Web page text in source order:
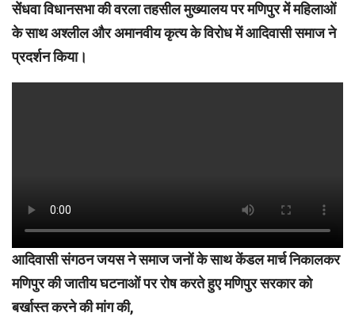
सेंधवा विधानसभा की वरला तहसील मुख्यालय पर मणिपुर में महिलाओं
के साथ अश्लील और अमानवीय कृत्य के विरोध में आदिवासी समाज ने
प्रदर्शन किया।
आदिवासी संगठन जयस ने समाज जनों के साथ केंडल मार्च निकालकर
मणिपुर की जातीय घटनाओं पर रोष करते हुए मणिपुर सरकार को
बर्खास्त करने की मांग की,